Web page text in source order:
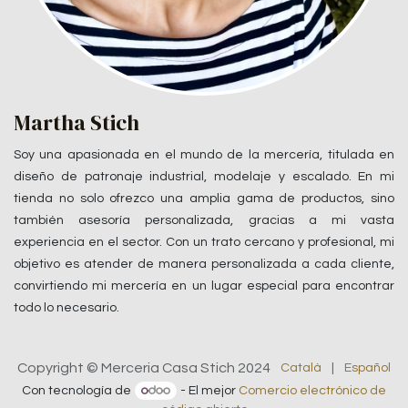
Martha Stich
Soy una apasionada en el mundo de la mercería, titulada en
diseño de patronaje industrial, modelaje y escalado. En mi
tienda no solo ofrezco una amplia gama de productos, sino
también asesoría personalizada, gracias a mi vasta
experiencia en el sector. Con un trato cercano y profesional, mi
objetivo es atender de manera personalizada a cada cliente,
convirtiendo mi mercería en un lugar especial para encontrar
todo lo necesario.
Copyright © Merceria Casa Stich 2024 Català
Español
Con tecnología de
- El mejor Comercio electrónico de